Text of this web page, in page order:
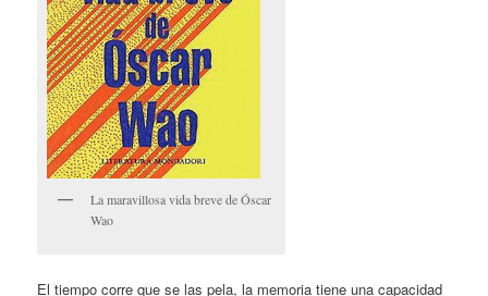
La maravillosa vida breve de Óscar
Wao
El tiempo corre que se las pela, la memoria tiene una capacidad